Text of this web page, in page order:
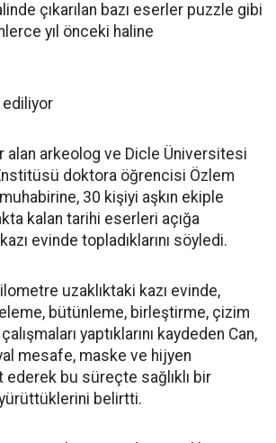
çıkarılan bazı eserler puzzle gibi
yıl önceki haline
alan arkeolog ve Dicle Üniversitesi
doktora öğrencisi Özlem
30 kişiyi aşkın ekiple
kalan tarihi eserleri açığa
evinde topladıklarını söyledi.
uzaklıktaki kazı evinde,
bütünleme, birleştirme, çizim
yaptıklarını kaydeden Can,
mesafe, maske ve hijyen
ederek bu süreçte sağlıklı bir
belirtti.